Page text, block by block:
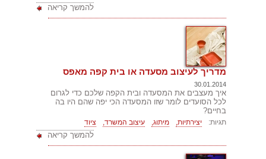
להמשך קריאה
מדריך לעיצוב מסעדה או בית קפה מאפס
30.01.2014
איך מעצבים את המסעדה ובית הקפה שלכם כדי לגרום
לכל הסועדים לומר שזו המסעדה הכי יפה שהם היו בה
בחיים?
תגיות: יצירתיות, מיתוג, עיצוב המשרד, ציוד
להמשך קריאה